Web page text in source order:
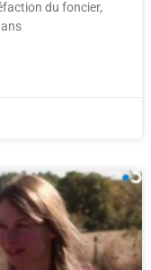
du foncier,